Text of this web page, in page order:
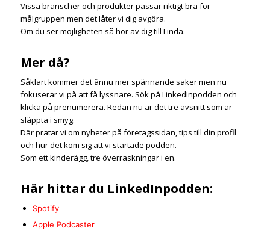
Vissa branscher och produkter passar riktigt bra för
målgruppen men det låter vi dig avgöra.
Om du ser möjligheten så hör av dig till Linda.
Mer då?
Såklart kommer det ännu mer spännande saker men nu
fokuserar vi på att få lyssnare. Sök på LinkedInpodden och
klicka på prenumerera. Redan nu är det tre avsnitt som är
släppta i smyg.
Där pratar vi om nyheter på företagssidan, tips till din profil
och hur det kom sig att vi startade podden.
Som ett kinderägg, tre överraskningar i en.
Här hittar du LinkedInpodden:
Spotify
Apple Podcaster